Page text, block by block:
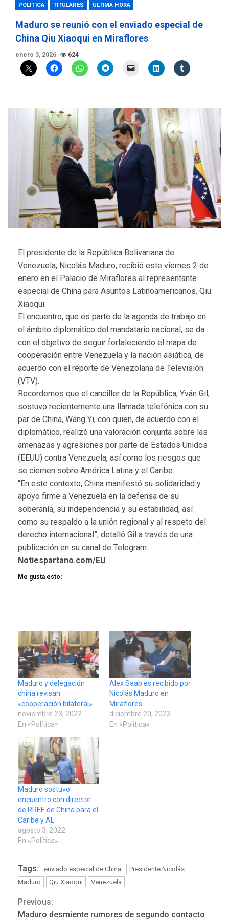
POLÍTICA TITULARES ÚLTIMA HORA
Maduro se reunió con el enviado especial de
China Qiu Xiaoqui en Miraflores
enero 3, 2026 624
El presidente de la República Bolivariana de
Venezuela, Nicolás Maduro, recibió este viernes 2 de
enero en el Palacio de Miraflores al representante
especial de China para Asuntos Latinoamericanos, Qiu
Xiaoqui.
El encuentro, que es parte de la agenda de trabajo en
el ámbito diplomático del mandatario nacional, se da
con el objetivo de seguir fortaleciendo el mapa de
cooperación entre Venezuela y la nación asiática, de
acuerdo con el reporte de Venezolana de Televisión
(VTV).
Recordemos que el canciller de la República, Yván Gil,
sostuvo recientemente una llamada telefónica con su
par de China, Wang Yi, con quien, de acuerdo con el
diplomático, realizó una valoración conjunta sobre las
amenazas y agresiones por parte de Estados Unidos
(EEUU) contra Venezuela, así como los riesgos que
se ciernen sobre América Latina y el Caribe.
“En este contexto, China manifestó su solidaridad y
apoyo firme a Venezuela en la defensa de su
soberanía, su independencia y su estabilidad, así
como su respaldo a la unión regional y al respeto del
derecho internacional”, detalló Gil a través de una
publicación en su canal de Telegram.
Notiespartano.com/EU
Me gusta esto:
Maduro y delegación
china revisan
«cooperación bilateral»
noviembre 23, 2022
En «Política»
Alex Saab es recibido por
Nicolás Maduro en
Miraflores
diciembre 20, 2023
En «Política»
Maduro sostuvo
encuentro con director
de RREE de China para el
Caribe y AL
agosto 3, 2022
En «Política»
Tags: enviado especial de China
Presidente Nicolás
Maduro
Qiu Xiaoqui Venezuela
Continue
Previous:
Maduro desmiente rumores de segundo contacto